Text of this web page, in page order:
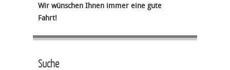
Wir wünschen Ihnen immer eine gute
Fahrt!
Suche